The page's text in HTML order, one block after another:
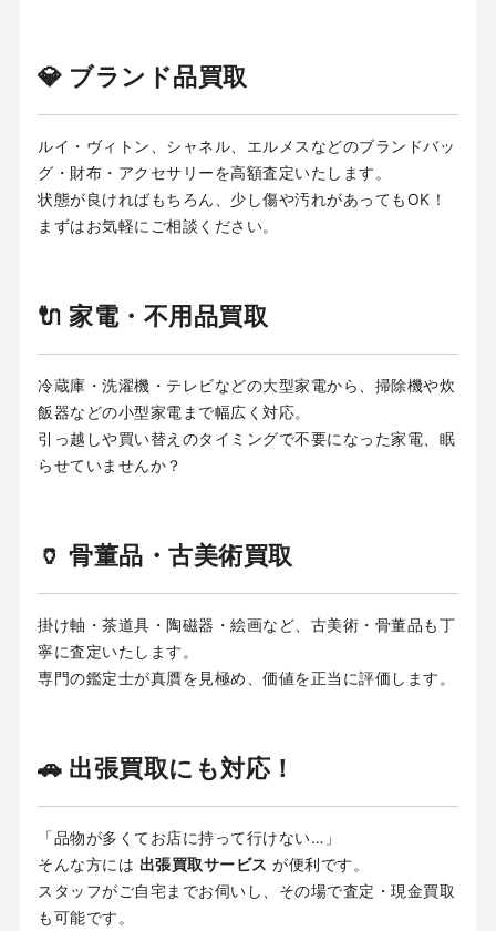
💎 ブランド品買取
ルイ・ヴィトン、シャネル、エルメスなどのブランドバッ
グ・財布・アクセサリーを高額査定いたします。
状態が良ければもちろん、少し傷や汚れがあってもOK！
まずはお気軽にご相談ください。
🔌 家電・不用品買取
冷蔵庫・洗濯機・テレビなどの大型家電から、掃除機や炊
飯器などの小型家電まで幅広く対応。
引っ越しや買い替えのタイミングで不要になった家電、眠
らせていませんか？
🏺 骨董品・古美術買取
掛け軸・茶道具・陶磁器・絵画など、古美術・骨董品も丁
寧に査定いたします。
専門の鑑定士が真贋を見極め、価値を正当に評価します。
🚗 出張買取にも対応！
「品物が多くてお店に持って行けない…」
そんな方には 出張買取サービス が便利です。
スタッフがご自宅までお伺いし、その場で査定・現金買取
も可能です。